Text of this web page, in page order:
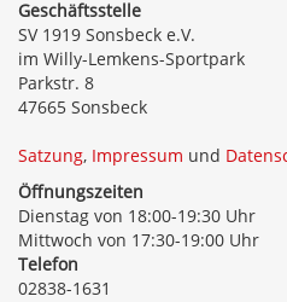
Geschäftsstelle
SV 1919 Sonsbeck e.V.
im Willy-Lemkens-Sportpark
Parkstr. 8
47665 Sonsbeck
Satzung, Impressum und
Öffnungszeiten
Dienstag von 18:00-19:30 Uhr
Mittwoch von 17:30-19:00 Uhr
Telefon
02838-1631